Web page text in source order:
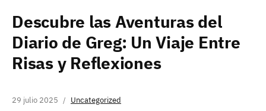
Descubre las Aventuras del
Diario de Greg: Un Viaje Entre
Risas y Reflexiones
29 julio 2025 Uncategorized